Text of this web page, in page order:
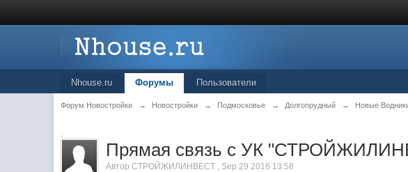
Nhouse.ru Форумы Пользователи
Форум Новостройки → Новостройки → Подмосковье → Долгопрудный → Новые
.
Прямая связь с УК
АвторСТРОЙЖИЛИНВЕСТ , Sep 29 2016 13:58